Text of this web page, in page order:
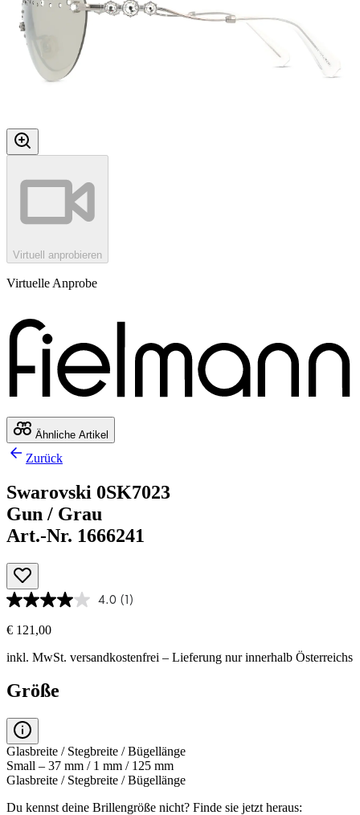
Virtuell anprobieren
Virtuelle Anprobe
Ähnliche Artikel
Zurück
Swarovski 0SK7023
Gun / Grau
Art.-Nr. 1666241
4.0 (1)
€ 121,00
inkl. MwSt. versandkostenfrei – Lieferung nur innerhalb Österreichs
Größe
Glasbreite / Stegbreite / Bügellänge
Small – 37 mm / 1 mm / 125 mm
Glasbreite / Stegbreite / Bügellänge
Du kennst deine Brillengröße nicht? Finde sie jetzt heraus: